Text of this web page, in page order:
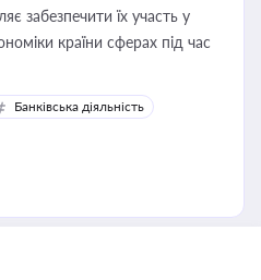
забезпечити їх участь у
країни сферах під час
Банківська діяльність